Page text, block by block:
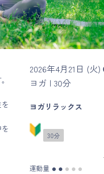
2026年4月21日 (火)
ヨガ | 30分
ヨガリラックス
30分
運動量 ● ● ● ● ●